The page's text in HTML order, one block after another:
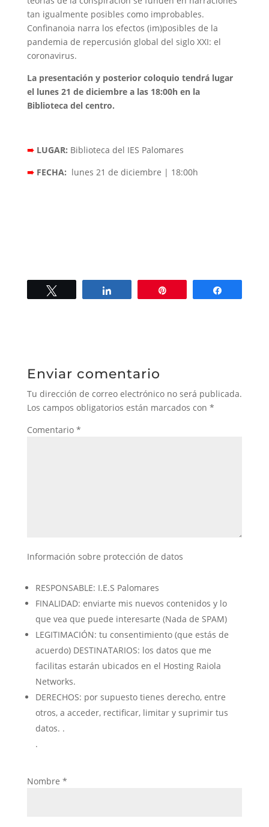
tan igualmente posibles como improbables.
Confinanoia narra los efectos (im)posibles de la
pandemia de repercusión global del siglo XXI: el
coronavirus.
La presentación y posterior coloquio tendrá lugar
el lunes 21 de diciembre a las 18:00h en la
Biblioteca del centro.
➠LUGAR: Biblioteca del IES Palomares
➠FECHA: lunes 21 de diciembre | 18:00h
Enviar comentario
Tu dirección de correo electrónico no será publicada.
Los campos obligatorios están marcados con *
Comentario *
Información sobre protección de datos
RESPONSABLE: I.E.S Palomares
FINALIDAD: enviarte mis nuevos contenidos y lo
que vea que puede interesarte (Nada de SPAM)
LEGITIMACIÓN: tu consentimiento (que estás de
acuerdo) DESTINATARIOS: los datos que me
facilitas estarán ubicados en el Hosting Raiola
Networks.
DERECHOS: por supuesto tienes derecho, entre
otros, a acceder, rectificar, limitar y suprimir tus
datos. .
.
Nombre *